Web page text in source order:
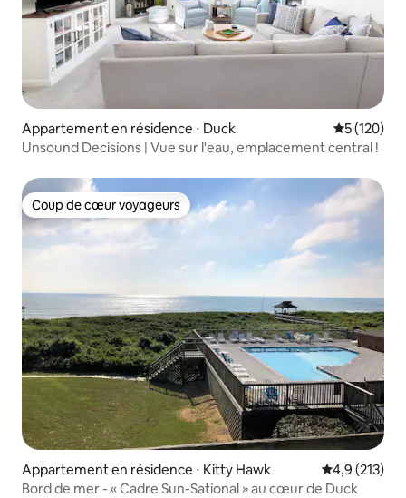
Appartement en résidence ⋅ Duck Évaluation
5 (120)
Unsound Decisions | Vue sur l'eau, emplacement central !
Coup de cœur voyageurs
Coup de cœur voyageurs
Appartement en résidence ⋅ Kitty Hawk Évaluation
4,9 (213)
Bord de mer - « Cadre Sun-Sational » au cœur de Duck